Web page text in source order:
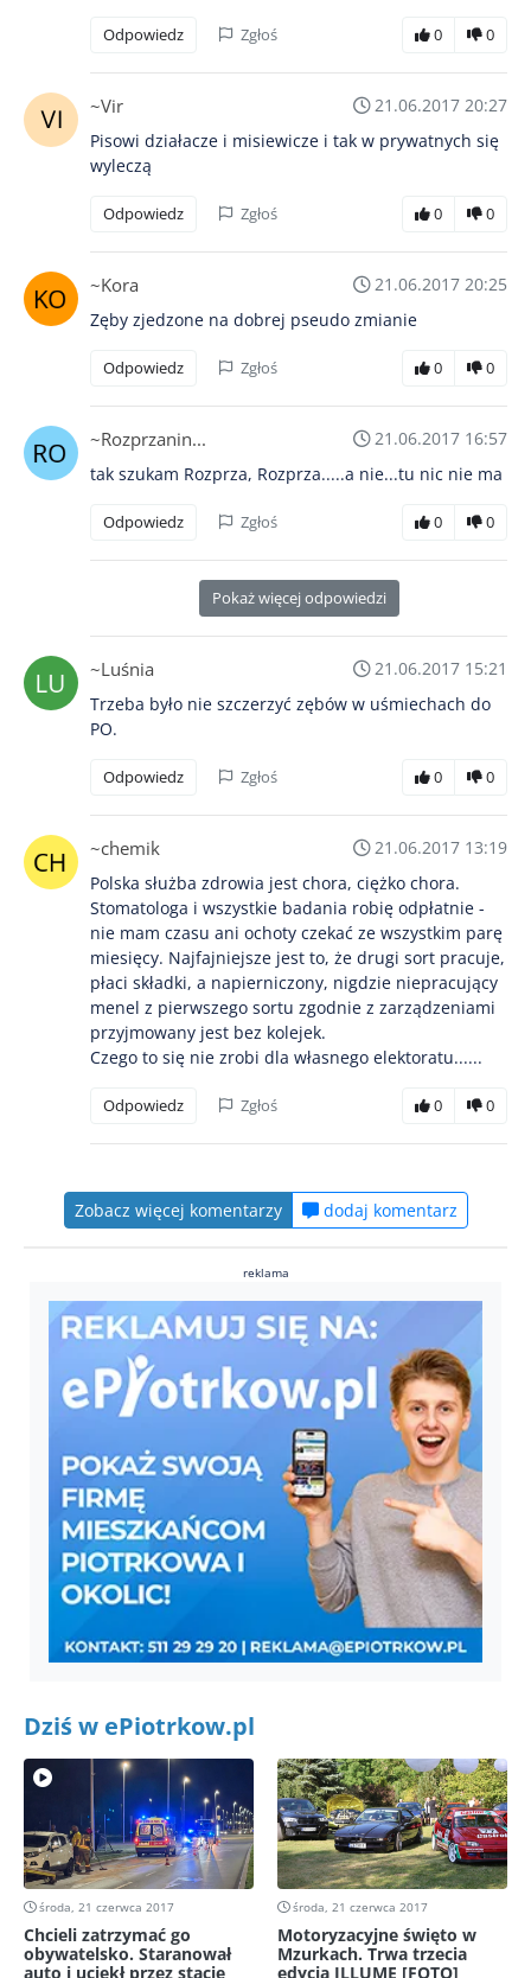
Odpowiedz Zgłoś 0 0
~Vir
21.06.2017 20:27
Pisowi działacze i misiewicze i tak w prywatnych się
wyleczą
Odpowiedz Zgłoś 0 0
~Kora
21.06.2017 20:25
Zęby zjedzone na dobrej pseudo zmianie
Odpowiedz Zgłoś 0 0
~Rozprzanin...
21.06.2017 16:57
tak szukam Rozprza, Rozprza.....a nie...tu nic nie ma
Odpowiedz Zgłoś 0 0
Pokaż więcej odpowiedzi
~Luśnia
21.06.2017 15:21
Trzeba było nie szczerzyć zębów w uśmiechach do
PO.
Odpowiedz Zgłoś 0 0
~chemik
21.06.2017 13:19
Polska służba zdrowia jest chora, ciężko chora.
Stomatologa i wszystkie badania robię odpłatnie -
nie mam czasu ani ochoty czekać ze wszystkim parę
miesięcy. Najfajniejsze jest to, że drugi sort pracuje,
płaci składki, a napierniczony, nigdzie niepracujący
menel z pierwszego sortu zgodnie z zarządzeniami
przyjmowany jest bez kolejek.
Czego to się nie zrobi dla własnego elektoratu......
Odpowiedz Zgłoś 0 0
Zobacz więcej komentarzy dodaj komentarz
reklama
Dziś w ePiotrkow.pl
środa, 21 czerwca 2017
Chcieli zatrzymać go
obywatelsko. Staranował
auto i uciekł przez stację
środa, 21 czerwca 2017
Motoryzacyjne święto w
Mzurkach. Trwa trzecia
edycja ILLUME [FOTO]